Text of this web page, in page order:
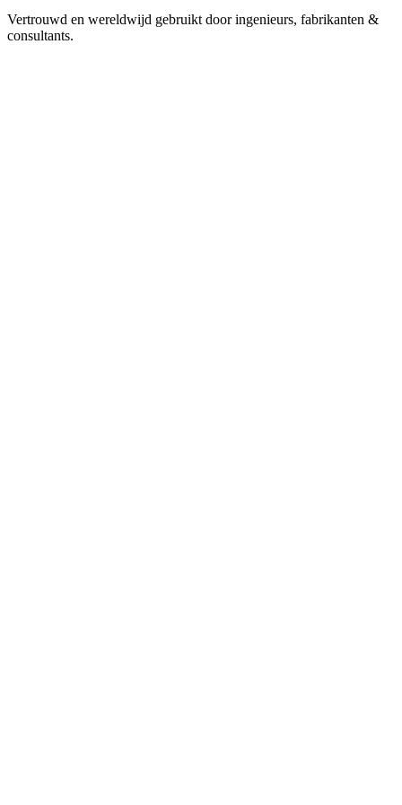
Vertrouwd en wereldwijd gebruikt door ingenieurs, fabrikanten &
consultants.